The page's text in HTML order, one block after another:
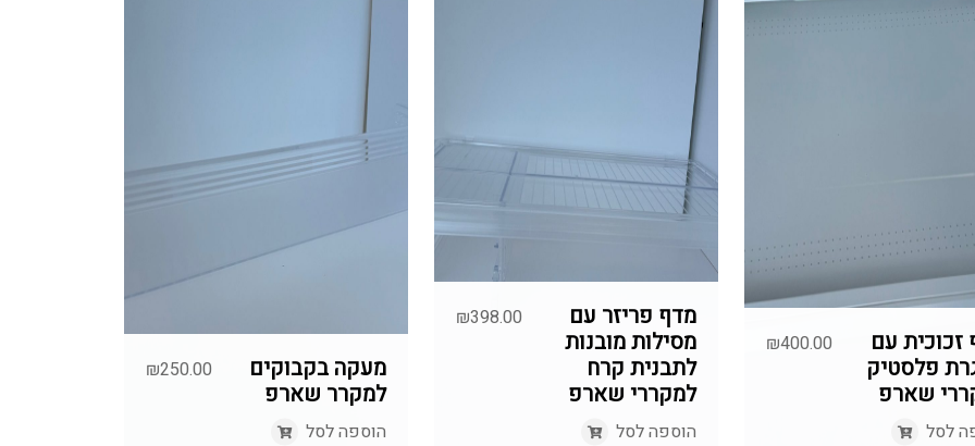
זכוכית עם
פלסטיק
שארפ
לסל
₪400.00
מדף פריזר עם
מסילות מובנות
לתבנית קרח
למקררי שארפ
הוספה לסל
₪398.00
מעקה בקבוקים
למקרר שארפ
הוספה לסל
₪250.00